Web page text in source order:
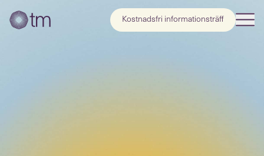
Kostnadsfri informationsträff